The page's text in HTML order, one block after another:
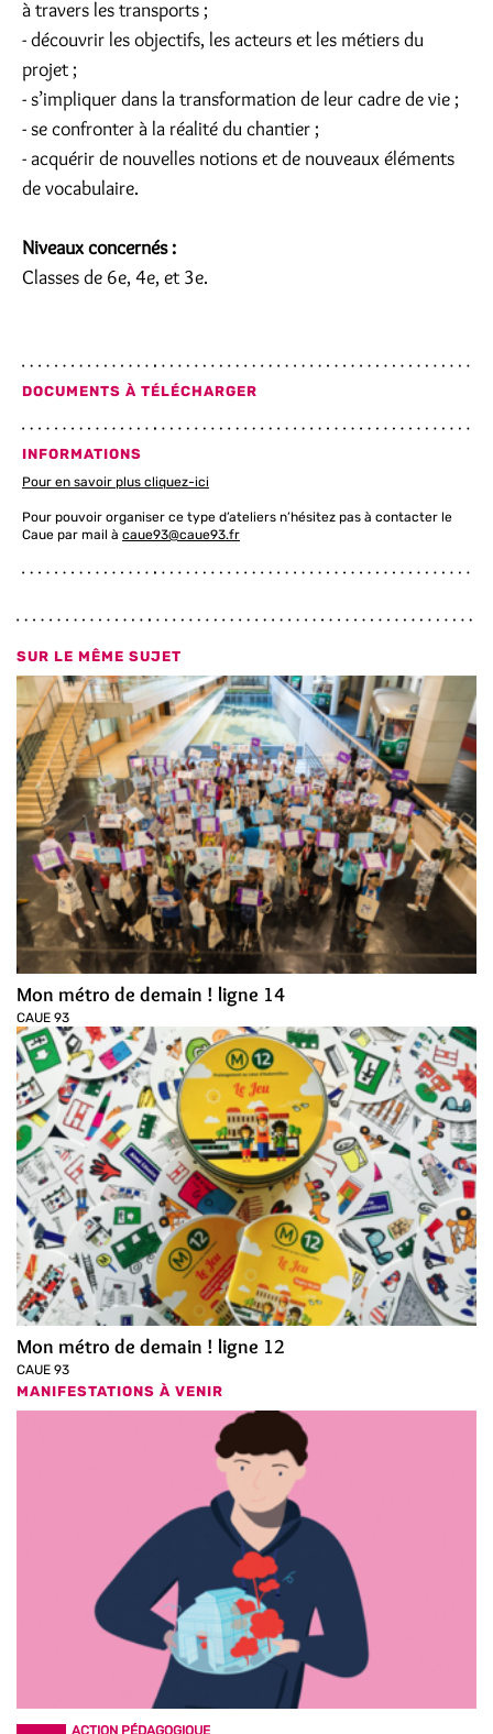
à travers les transports ;
- découvrir les objectifs, les acteurs et les métiers du
projet ;
- s’impliquer dans la transformation de leur cadre de vie ;
- se confronter à la réalité du chantier ;
- acquérir de nouvelles notions et de nouveaux éléments
de vocabulaire.
Niveaux concernés :
Classes de 6e, 4e, et 3e.
DOCUMENTS À TÉLÉCHARGER
INFORMATIONS
Pour en savoir plus cliquez-ici
Pour pouvoir organiser ce type d’ateliers n’hésitez pas à contacter le
Caue par mail à caue93@caue93.fr
SUR LE MÊME SUJET
Mon métro de demain ! ligne 14
CAUE 93
Mon métro de demain ! ligne 12
CAUE 93
MANIFESTATIONS À VENIR
ACTION PÉDAGOGIQUE